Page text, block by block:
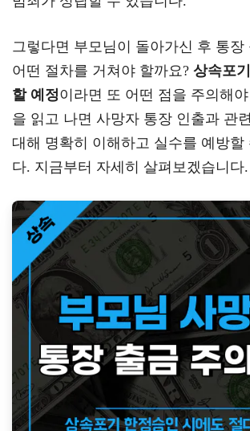
그렇다면 부모님이 돌아가신 후 통장
어떤 절차를 거쳐야 할까요? 상속포
할 예정이라면 또 어떤 점을 주의해
을 읽고 나면 사망자 통장 인출과 관
대해 명확히 이해하고 실수를 예방할
다. 지금부터 자세히 살펴보겠습니다.